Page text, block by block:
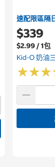
速配限區隔
$339
$2.99 / 1包
Kid-O 奶油
★★★
★★★